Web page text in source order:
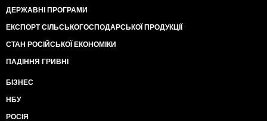
ДЕРЖАВНІ ПРОГРАМИ
ЕКСПОРТ СІЛЬСЬКОГОСПОДАРСЬКОЇ ПРОДУКЦІЇ
СТАН РОСІЙСЬКОЇ ЕКОНОМІКИ
ПАДІННЯ ГРИВНІ
БІЗНЕС
НБУ
РОСІЯ